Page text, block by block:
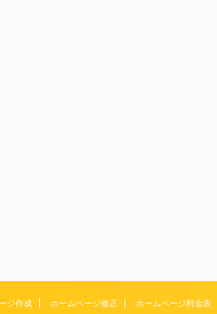
ジ作成 ホームページ修正 ホームページ料金表